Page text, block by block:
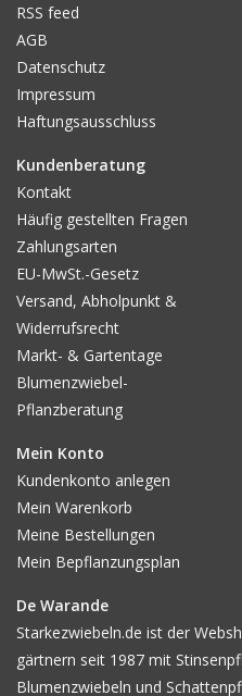
Starke Zwiebel Tage
Neuigkeiten
RSS feed
AGB
Datenschutz
Impressum
Haftungsausschluss
Kundenberatung
Kontakt
Häufig gestellten Fragen
Zahlungsarten
EU-MwSt.-Gesetz
Versand, Abholpunkt &
Widerrufsrecht
Markt- & Gartentage
Blumenzwiebel-
Pflanzberatung
Mein Konto
Kundenkonto anlegen
Mein Warenkorb
Meine Bestellungen
Mein Bepflanzungsplan
De Warande
Starkezwiebeln.de ist der
gärtnern seit 1987 mit
Blumenzwiebeln und